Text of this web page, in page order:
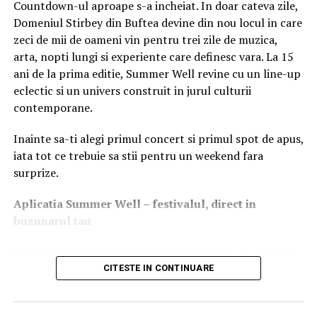
Astfel,banca trebuie să ia măsuri concrete de
îmbunătățire a relației contractuale cu clientul care
întâmpină dificultăți de plată, înainte de a iniția
executarea garanțiilor. Chiar dacă băncile veneau și până
la apariția acestei ordonanțe cu măsuri de redresare și
restructurare, actul normativ evidențiază în mod distinct
această obligație. Vestea este bună atât pentru
instituție de credit nu-și doreștesă aibă clienți aflați în
executare silită. Orice client neperformant înseamnă
costurisuplimentare pentru o bancă: cu constituirea de
provizioane, cu cheltuieli de executare, cu administrarea
acestor credite neperformante.
iar relația client-bancă este una de parteneriat. Interesul
băncii este de a soluționa cât mai rapid orice fel de
Countdown-ul aproape s-a incheiat. In doar cateva zile,
Domeniul Stirbey din Buftea devine din nou locul in care
zeci de mii de oameni vin pentru trei zile de muzica,
arta, nopti lungi si experiente care definesc vara. La 15
ani de la prima editie, Summer Well revine cu un line-up
eclectic si un univers construit in jurul culturii
contemporane.
Inainte sa-ti alegi primul concert si primul spot de apus,
iata tot ce trebuie sa stii pentru un weekend fara
surprize.
Aplicatia Summer Well– festivalul, direct in
buzunarul tau
este sa descarci aplicatia Summer Well, disponibila in
CITESTE IN CONTINUARE